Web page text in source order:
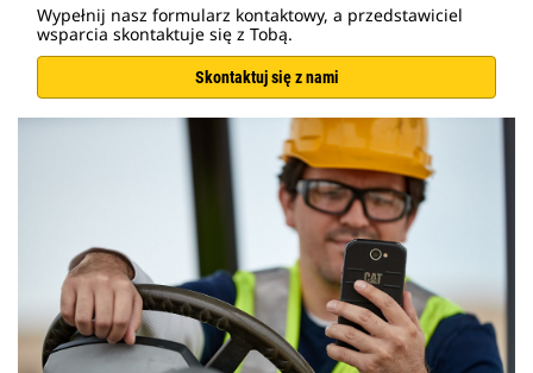
Wypełnij nasz formularz kontaktowy, a przedstawiciel
wsparcia skontaktuje się z Tobą.
Skontaktuj się z nami